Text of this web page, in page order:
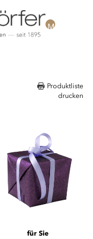
Produktliste
drucken
für Sie